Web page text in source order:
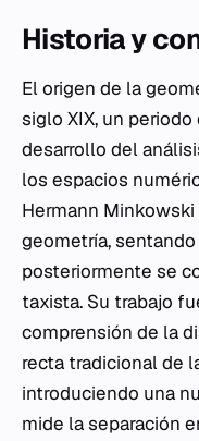
Historia y
El origen de la
siglo XIX, un
desarrollo del
los espacios
Hermann
geometría,
posteriormente se
taxista. Su trabajo
comprensión de la
recta tradicional de
introduciendo una
mide la separación